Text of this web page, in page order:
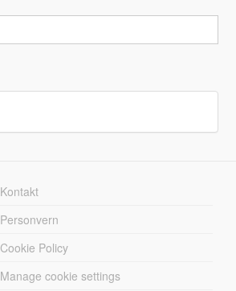
Kontakt
Personvern
Cookie Policy
Manage cookie settings